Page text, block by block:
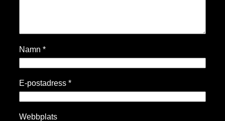
Namn *
E-postadress *
Webbplats